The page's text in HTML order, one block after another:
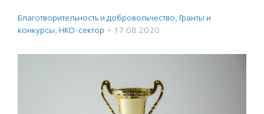
Благотвори­тель­ность и доброволь­чест­во, Гранты и
конкурсы, НКО-сектор · 17.08.2020